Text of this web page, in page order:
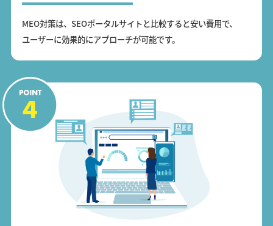
MEO対策は、SEOポータルサイトと比較すると安い費用で、
ユーザーに効果的にアプローチが可能です。